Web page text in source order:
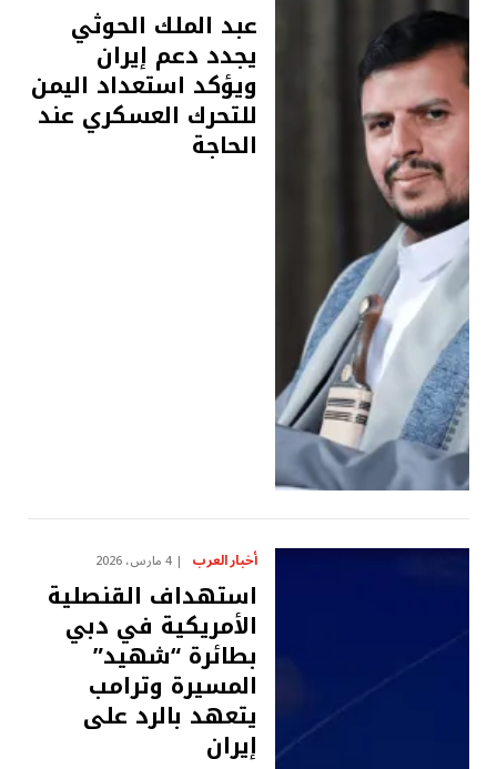
عبد الملك الحوثي
يجدد دعم إيران
ويؤكد استعداد اليمن
للتحرك العسكري عند
الحاجة
أخبار العرب 4 مارس، 2026
استهداف القنصلية
الأمريكية في دبي
بطائرة “شهيد”
المسيرة وترامب
يتعهد بالرد على
إيران